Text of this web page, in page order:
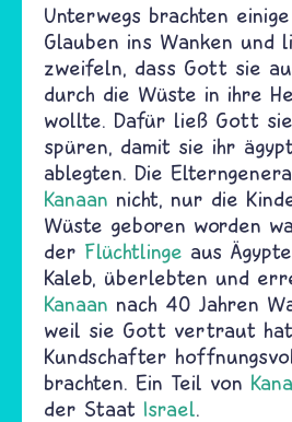
Unterwegs brachten
Glauben ins Wanken und
zweifeln, dass Gott sie
durch die Wüste in ihre
wollte. Dafür ließ Gott sie
spüren, damit sie ihr
ablegten. Die
Kanaan nicht, nur die
Wüste geboren worden
der Flüchtlinge aus
Kaleb, überlebten und
Kanaan nach 40 Jahren
weil sie Gott vertraut
Kundschafter
brachten. Ein Teil von
der Staat Israel.